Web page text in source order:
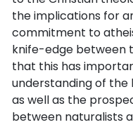
the implications for
commitment to
knife-edge between
that this has
understanding of the
as well as the
between naturalists